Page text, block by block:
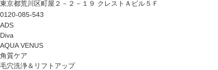
東京都荒川区町屋２－２－１９ クレストＡビル５Ｆ
0120-085-543
ADS
Diva
AQUA VENUS
角質ケア
毛穴洗浄＆リフトアップ